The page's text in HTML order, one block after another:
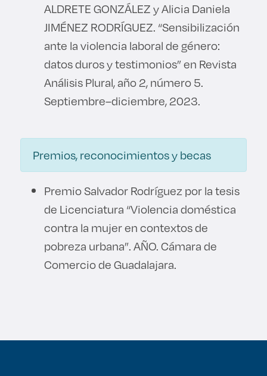
ALDRETE GONZÁLEZ y Alicia Daniela
JIMÉNEZ RODRÍGUEZ. “Sensibilización
ante la violencia laboral de género:
datos duros y testimonios” en Revista
Análisis Plural, año 2, número 5.
Septiembre–diciembre, 2023.
Premios, reconocimientos y becas
Premio Salvador Rodríguez por la tesis
de Licenciatura “Violencia doméstica
contra la mujer en contextos de
pobreza urbana”. AÑO. Cámara de
Comercio de Guadalajara.